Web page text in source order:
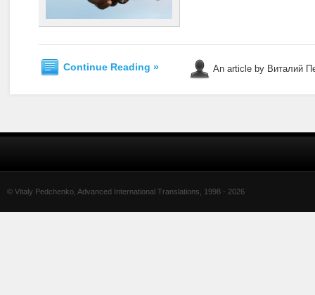
Continue Reading » An article by Виталий
© Vitaly Pedchenko, Advanced International Translations, 1998 - 2026